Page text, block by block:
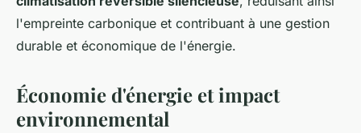
l'empreinte carbonique et contribuant à une gestion
durable et économique de l'énergie.
Économie d'énergie et impact
environnemental